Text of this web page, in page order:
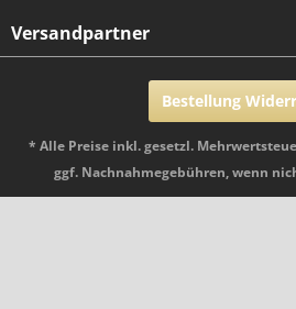
Versandpartner
Bestellung
* Alle Preise inkl. gesetzl.
ggf. Nachnahmegebühren, wenn